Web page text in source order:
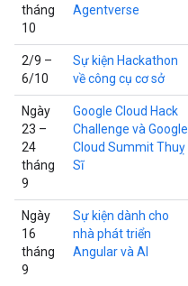
tháng
10
Agentverse
2/9 –
6/10
Sự kiện Hackathon
về công cụ cơ sở
Ngày
23 –
24
tháng
9
Google Cloud Hack
Challenge và Google
Cloud Summit Thuỵ
Sĩ
Ngày
16
tháng
9
Sự kiện dành cho
nhà phát triển
Angular và AI